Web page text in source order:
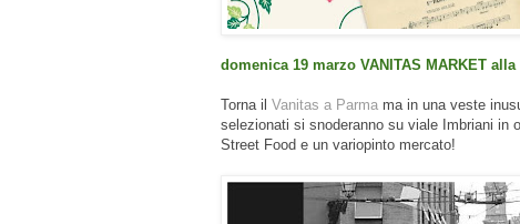
domenica 19 marzo VANITAS MARKET
Torna il Vanitas a Parma ma in una veste
selezionati si snoderanno su viale Imbriani in
Street Food e un variopinto mercato!